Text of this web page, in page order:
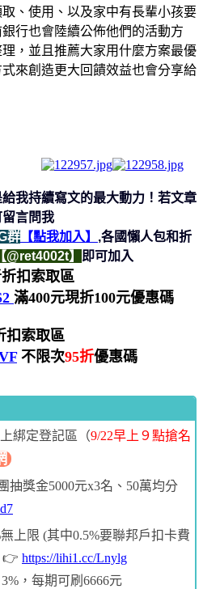
、使用、以及家中有長輩小孩要
行也會陸續公佈他們的活動方
，並且推薦大家用什麼方案最優
來創造更大回饋效益也會分享給
給我持續寫文的最大動力！若文章
言問我
群 【點我加入】 ,各國懶人包和折
【@ret4002t】 即可加入
扣索取區
滿400元現折100元優惠碼
扣索取區
不限次95折優惠碼
綁定登記區（9/22早上９點搶名
抽獎金5000元x3名、50萬均分
上限 (其中0.5%要聯邦戶扣卡費
👉 https://lihi1.cc/Lnylg
，每期可刷6666元